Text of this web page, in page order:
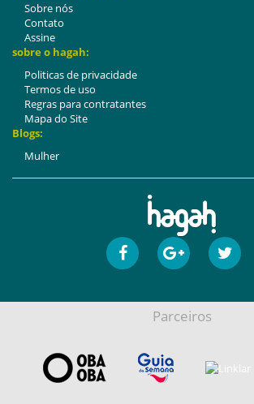
Sobre nós
Contato
Assine
sobre o hagah:
Politicas de privacidade
Termos de uso
Regras para contratantes
Mapa do Site
Blogs:
Mulher
Parceiros